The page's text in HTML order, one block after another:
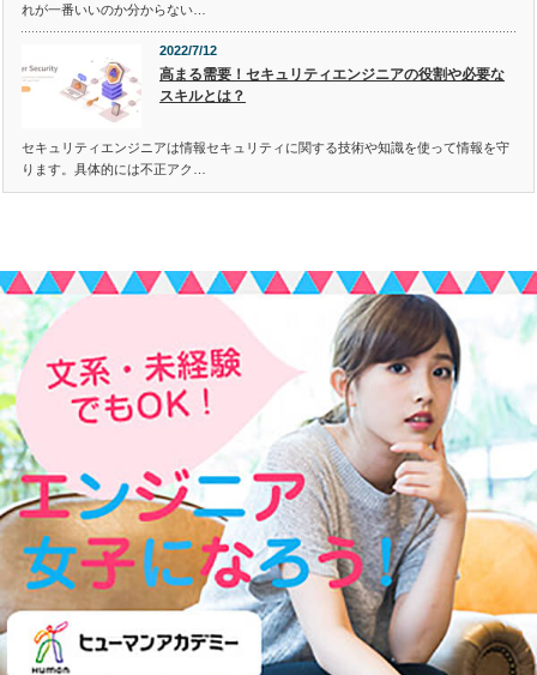
れが一番いいのか分からない…
2022/7/12
高まる需要！セキュリティエンジニアの役割や必要な
スキルとは？
セキュリティエンジニアは情報セキュリティに関する技術や知識を使って情報を守
ります。具体的には不正アク…